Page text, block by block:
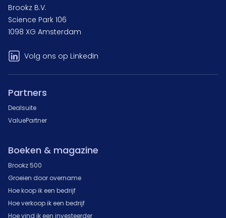
Brookz B.V.
Science Park 106
1098 XG Amsterdam
Volg ons op LinkedIn
Partners
Dealsuite
ValuePartner
Boeken & magazine
Brookz 500
Groeien door overname
Hoe koop ik een bedrijf
Hoe verkoop ik een bedrijf
Hoe vind ik een investeerder